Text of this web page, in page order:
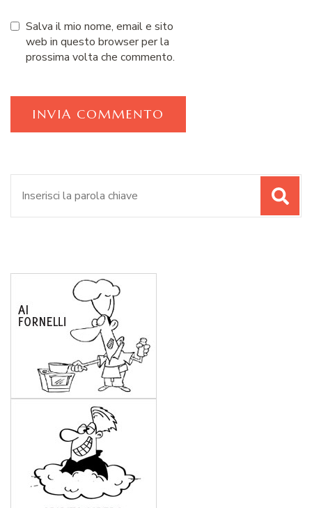
Salva il mio nome, email e sito
web in questo browser per la
prossima volta che commento.